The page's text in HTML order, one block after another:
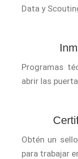
Data y
Programas
abrir las
Obtén un
para trabajar